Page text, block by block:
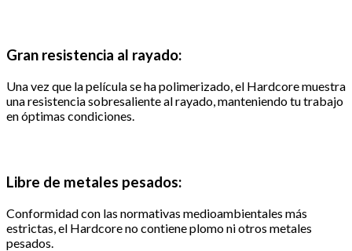
Gran resistencia al rayado:
Una vez que la película se ha polimerizado, el Hardcore muestra
una resistencia sobresaliente al rayado, manteniendo tu trabajo
en óptimas condiciones.
Libre de metales pesados:
Conformidad con las normativas medioambientales más
estrictas, el Hardcore no contiene plomo ni otros metales
pesados.